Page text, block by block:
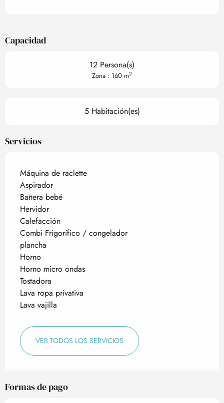
Capacidad
12 Persona(s)
Zona : 160 m2
5 Habitación(es)
Servicios
Máquina de raclette
Aspirador
Bañera bebé
Hervidor
Calefacción
Combi Frigorífico / congelador
plancha
Horno
Horno micro ondas
Tostadora
Lava ropa privativa
Lava vajilla
VER TODOS LOS SERVICIOS
Formas de pago